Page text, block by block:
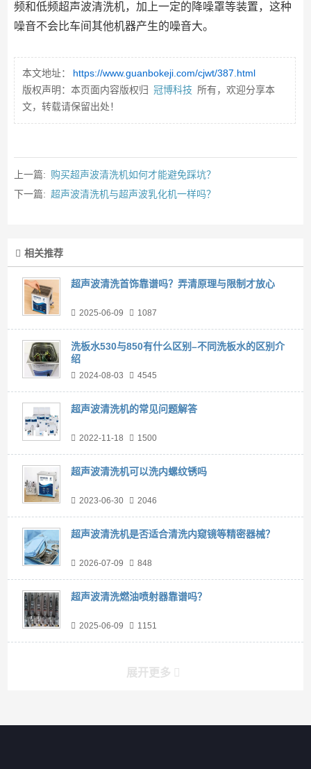
频和低频超声波清洗机，加上一定的降噪罩等装置，这种
噪音不会比车间其他机器产生的噪音大。
本文地址：
https://www.guanbokeji.com/cjwt/387.html
版权声明：本页面内容版权归 冠博科技 所有，欢迎分享本
文，转载请保留出处！
上一篇: 购买超声波清洗机如何才能避免踩坑？
下一篇: 超声波清洗机与超声波乳化机一样吗？
相关推荐
超声波清洗首饰靠谱吗？弄清原理与限制才放心
2025-06-09 1087
洗板水530与850有什么区别–不同洗板水的区别介
绍
2024-08-03 4545
超声波清洗机的常见问题解答
2022-11-18 1500
超声波清洗机可以洗内螺纹锈吗
2023-06-30 2046
超声波清洗机是否适合清洗内窥镜等精密器械？
2026-07-09 848
超声波清洗燃油喷射器靠谱吗？
2025-06-09 1151
展开更多